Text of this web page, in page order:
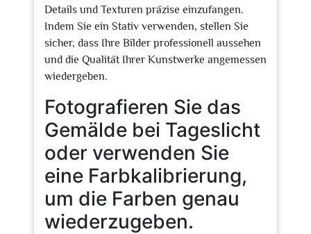
Details und Texturen präzise einzufangen.
Indem Sie ein Stativ verwenden, stellen Sie
sicher, dass Ihre Bilder professionell aussehen
und die Qualität Ihrer Kunstwerke angemessen
wiedergeben.
Fotografieren Sie das
Gemälde bei Tageslicht
oder verwenden Sie
eine Farbkalibrierung,
um die Farben genau
wiederzugeben.